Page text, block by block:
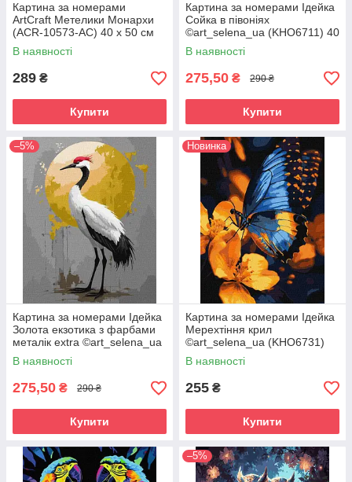
Картина за номерами
ArtCraft Метелики Монархи
(ACR-10573-AC) 40 х 50 см
В наявності
289 ₴
Купити
Картина за номерами Ідейка
Сойка в півоніях
©art_selena_ua (KHO6711) 40
х 50 см
В наявності
275,50 ₴ 290 ₴
Купити
–5%
Картина за номерами Ідейка
Золота екзотика з фарбами
металік extra ©art_selena_ua
(KHO6708) 40 х 50 см
В наявності
275,50 ₴ 290 ₴
Купити
Новинка
Картина за номерами Ідейка
Мерехтіння крил
©art_selena_ua (KHO6731)
30 х 40 см
В наявності
255 ₴
Купити
–5%